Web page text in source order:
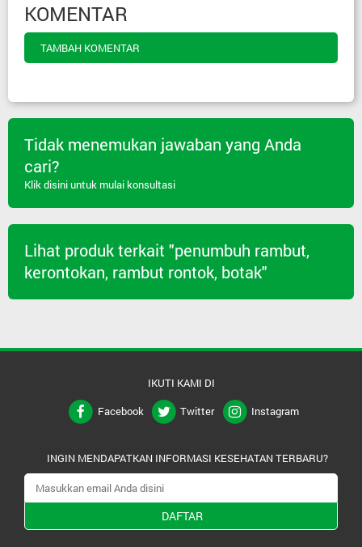
KOMENTAR
TAMBAH KOMENTAR
Tidak menemukan jawaban yang Anda
cari?
Klik disini untuk mulai konsultasi
Lihat produk terkait "penumbuh rambut,
kerontokan, rambut rontok, botak"
IKUTI KAMI DI
Facebook
Twitter Instagram
INGIN MENDAPATKAN INFORMASI KESEHATAN TERBARU?
DAFTAR